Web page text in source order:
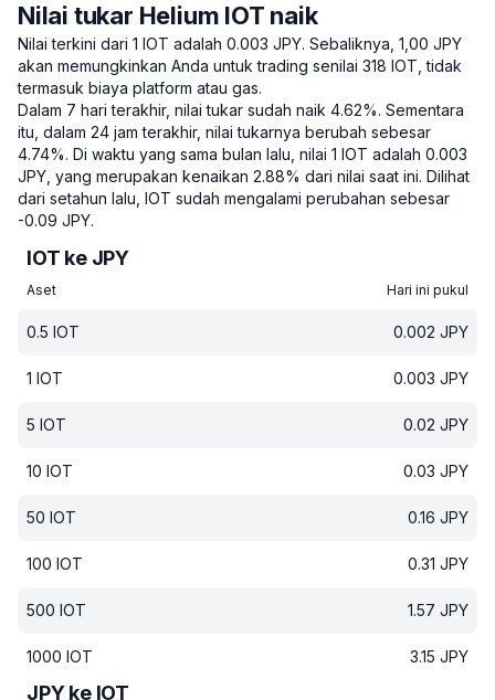
Nilai tukar Helium IOT naik
Nilai terkini dari 1 IOT adalah 0.003 JPY. Sebaliknya, 1,00 JPY
akan memungkinkan Anda untuk trading senilai 318 IOT, tidak
termasuk biaya platform atau gas.
Dalam 7 hari terakhir, nilai tukar sudah naik 4.62%. Sementara
itu, dalam 24 jam terakhir, nilai tukarnya berubah sebesar
4.74%. Di waktu yang sama bulan lalu, nilai 1 IOT adalah 0.003
JPY, yang merupakan kenaikan 2.88% dari nilai saat ini. Dilihat
dari setahun lalu, IOT sudah mengalami perubahan sebesar
-0.09 JPY.
IOT ke JPY
Aset Hari ini pukul
0.5 IOT 0.002 JPY
1 IOT 0.003 JPY
5 IOT 0.02 JPY
10 IOT 0.03 JPY
50 IOT 0.16 JPY
100 IOT 0.31 JPY
500 IOT 1.57 JPY
1000 IOT 3.15 JPY
JPY ke IOT